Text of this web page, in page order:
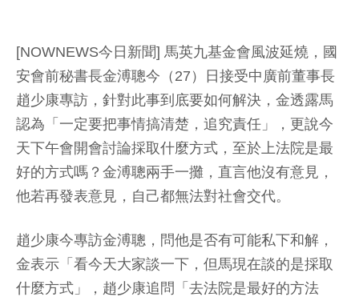
[NOWNEWS今日新聞] 馬英九基金會風波延燒，國
安會前秘書長金溥聰今（27）日接受中廣前董事長
趙少康專訪，針對此事到底要如何解決，金透露馬
認為「一定要把事情搞清楚，追究責任」，更說今
天下午會開會討論採取什麼方式，至於上法院是最
好的方式嗎？金溥聰兩手一攤，直言他沒有意見，
他若再發表意見，自己都無法對社會交代。
趙少康今專訪金溥聰，問他是否有可能私下和解，
金表示「看今天大家談一下，但馬現在談的是採取
什麼方式」，趙少康追問「去法院是最好的方法